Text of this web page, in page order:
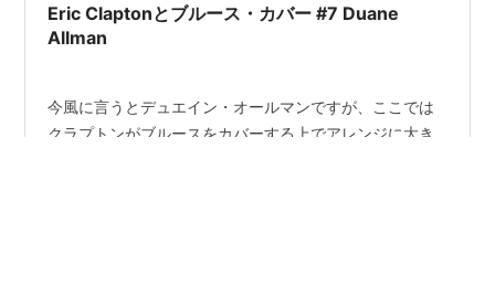
Eric Claptonとブルース・カバー #7 Duane
Allman